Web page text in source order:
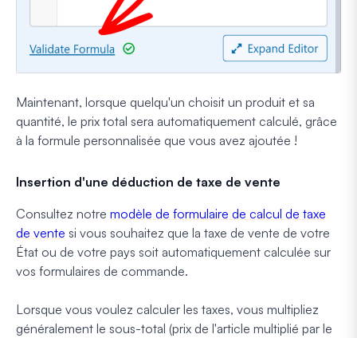
Maintenant, lorsque quelqu'un choisit un produit et sa
quantité, le prix total sera automatiquement calculé, grâce
à la formule personnalisée que vous avez ajoutée !
Insertion d'une déduction de taxe de vente
Consultez notre modèle de formulaire de calcul de taxe
de vente si vous souhaitez que la taxe de vente de votre
État ou de votre pays soit automatiquement calculée sur
vos formulaires de commande.
Lorsque vous voulez calculer les taxes, vous multipliez
généralement le sous-total (prix de l'article multiplié par le